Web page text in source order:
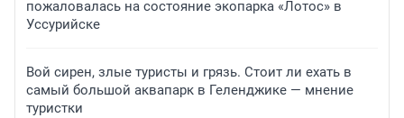
пожаловалась на состояние экопарка «Лотос» в
Уссурийске
Вой сирен, злые туристы и грязь. Стоит ли ехать в
самый большой аквапарк в Геленджике — мнение
туристки